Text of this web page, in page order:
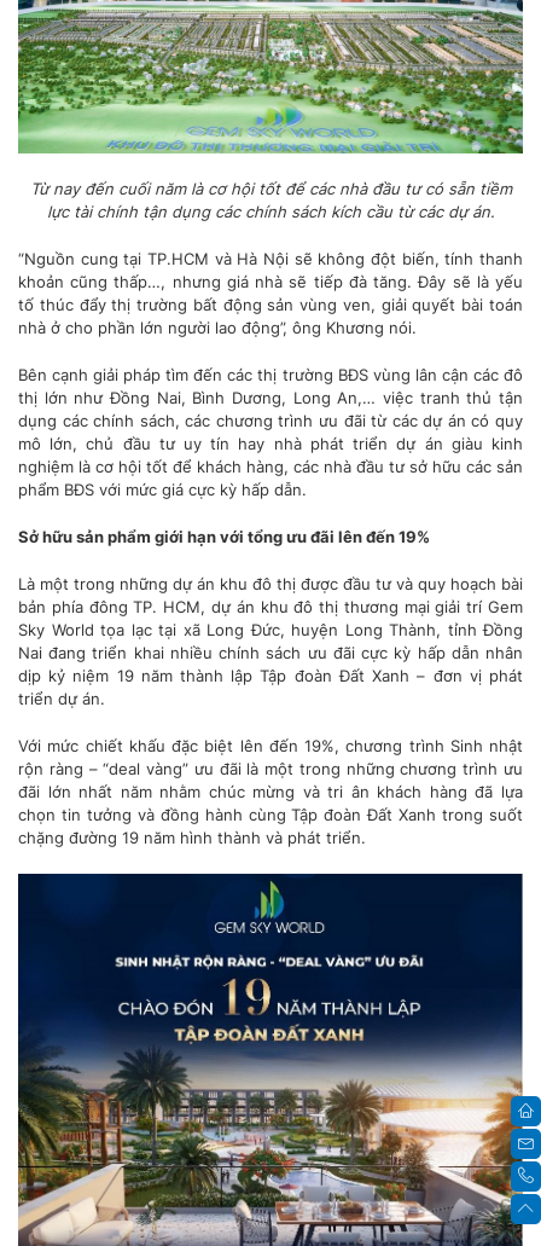
Từ nay đến cuối năm là cơ hội tốt để các nhà đầu tư có sẵn tiềm
lực tài chính tận dụng các chính sách kích cầu từ các dự án.
“Nguồn cung tại TP.HCM và Hà Nội sẽ không đột biến, tính thanh
khoản cũng thấp…, nhưng giá nhà sẽ tiếp đà tăng. Đây sẽ là yếu
tố thúc đẩy thị trường bất động sản vùng ven, giải quyết bài toán
nhà ở cho phần lớn người lao động”, ông Khương nói.
Bên cạnh giải pháp tìm đến các thị trường BĐS vùng lân cận các đô
thị lớn như Đồng Nai, Bình Dương, Long An,… việc tranh thủ tận
dụng các chính sách, các chương trình ưu đãi từ các dự án có quy
mô lớn, chủ đầu tư uy tín hay nhà phát triển dự án giàu kinh
nghiệm là cơ hội tốt để khách hàng, các nhà đầu tư sở hữu các sản
phẩm BĐS với mức giá cực kỳ hấp dẫn.
Sở hữu sản phẩm giới hạn với tổng ưu đãi lên đến 19%
Là một trong những dự án khu đô thị được đầu tư và quy hoạch bài
bản phía đông TP. HCM, dự án khu đô thị thương mại giải trí Gem
Sky World tọa lạc tại xã Long Đức, huyện Long Thành, tỉnh Đồng
Nai đang triển khai nhiều chính sách ưu đãi cực kỳ hấp dẫn nhân
dịp kỷ niệm 19 năm thành lập Tập đoàn Đất Xanh – đơn vị phát
triển dự án.
Với mức chiết khấu đặc biệt lên đến 19%, chương trình Sinh nhật
rộn ràng – “deal vàng” ưu đãi là một trong những chương trình ưu
đãi lớn nhất năm nhằm chúc mừng và tri ân khách hàng đã lựa
chọn tin tưởng và đồng hành cùng Tập đoàn Đất Xanh trong suốt
chặng đường 19 năm hình thành và phát triển.